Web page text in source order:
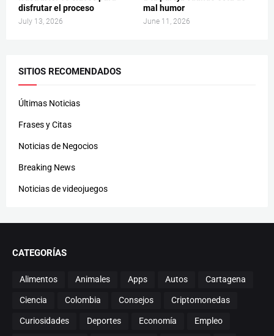
disfrutar el proceso
July 13, 2026
mal humor
June 11, 2026
SITIOS RECOMENDADOS
Últimas Noticias
Frases y Citas
Noticias de Negocios
Breaking News
Noticias de videojuegos
CATEGORÍAS
Alimentos Animales Apps Autos Cartagena
Ciencia Colombia Consejos Criptomonedas
Curiosidades Deportes Economía Empleo